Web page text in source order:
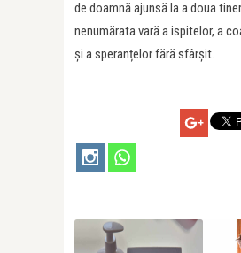
de doamnă ajunsă la a doua
nenumărata vară a ispitelor, a
și a speranțelor fără sfârșit.